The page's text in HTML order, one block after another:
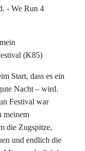
(K85)
Start, dass es ein
Nacht – wird.
Festival war
meinem
die Zugspitze,
und endlich die